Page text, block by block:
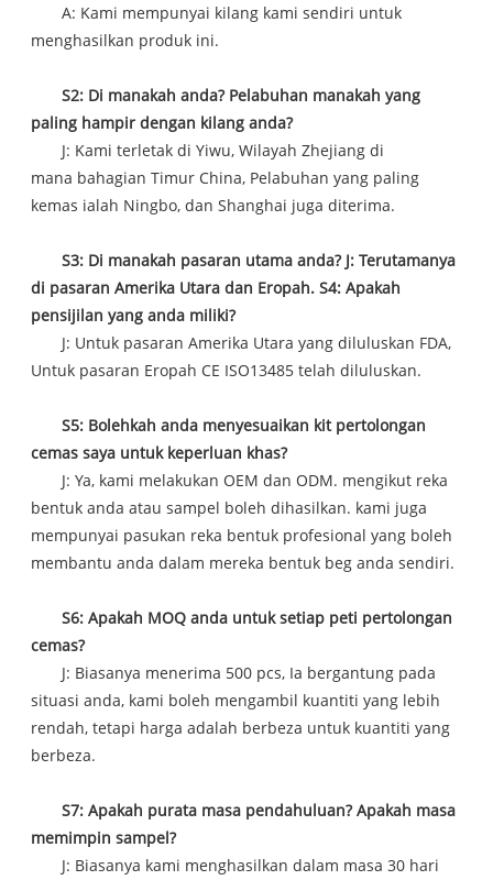
A: Kami mempunyai kilang kami sendiri untuk
menghasilkan produk ini.
S2: Di manakah anda? Pelabuhan manakah yang
paling hampir dengan kilang anda?
J: Kami terletak di Yiwu, Wilayah Zhejiang di
mana bahagian Timur China, Pelabuhan yang paling
kemas ialah Ningbo, dan Shanghai juga diterima.
S3: Di manakah pasaran utama anda? J: Terutamanya
di pasaran Amerika Utara dan Eropah. S4: Apakah
pensijilan yang anda miliki?
J: Untuk pasaran Amerika Utara yang diluluskan FDA,
Untuk pasaran Eropah CE ISO13485 telah diluluskan.
S5: Bolehkah anda menyesuaikan kit pertolongan
cemas saya untuk keperluan khas?
J: Ya, kami melakukan OEM dan ODM. mengikut reka
bentuk anda atau sampel boleh dihasilkan. kami juga
mempunyai pasukan reka bentuk profesional yang boleh
membantu anda dalam mereka bentuk beg anda sendiri.
S6: Apakah MOQ anda untuk setiap peti pertolongan
cemas?
J: Biasanya menerima 500 pcs, Ia bergantung pada
situasi anda, kami boleh mengambil kuantiti yang lebih
rendah, tetapi harga adalah berbeza untuk kuantiti yang
berbeza.
S7: Apakah purata masa pendahuluan? Apakah masa
memimpin sampel?
J: Biasanya kami menghasilkan dalam masa 30 hari